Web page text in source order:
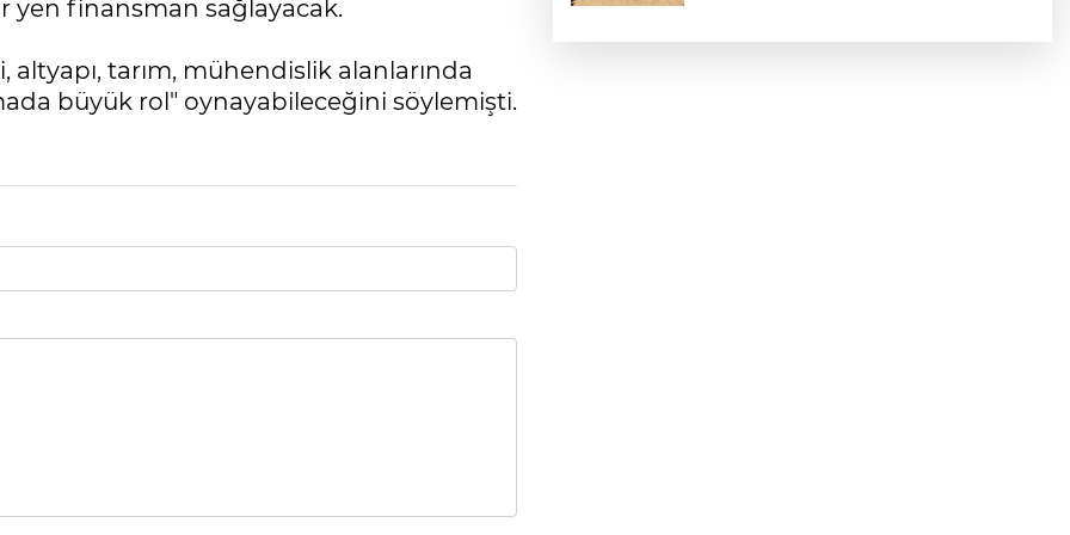
yen finansman sağlayacak.
tarım, mühendislik alanlarında
büyük rol" oynayabileceğini söylemişti.